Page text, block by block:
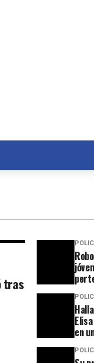
tras
en